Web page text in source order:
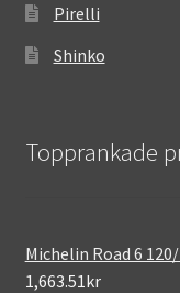
Pirelli
Shinko
Topprankade
Michelin Road 6
1,663.51kr